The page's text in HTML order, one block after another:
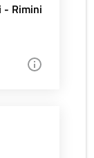
- Rimini